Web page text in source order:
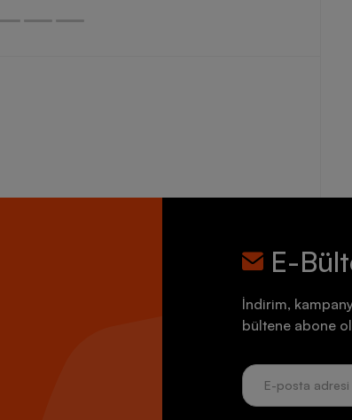
E-
İndirim,
bültene abone